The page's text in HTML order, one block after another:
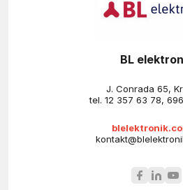
BL
J. Conrada 65,
tel. 12 357 63 78,